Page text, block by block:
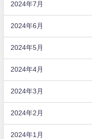
2024年7月
2024年6月
2024年5月
2024年4月
2024年3月
2024年2月
2024年1月